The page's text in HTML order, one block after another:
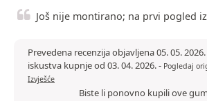
Još nije montirano; na prvi pogled
Prevedena recenzija objavljena 05. 05.
iskustva kupnje od 03. 04. 2026.- Pogledaj
Izvješće
Biste li ponovno kupili ove